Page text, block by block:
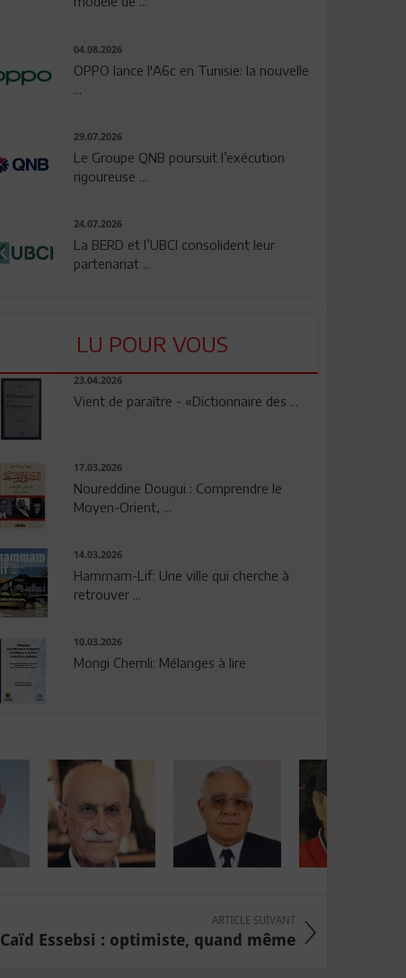
04.08.2026
OPPO lance l'A6c en Tunisie: la nouvelle
29.07.2026
Le Groupe QNB poursuit l’exécution
rigoureuse ...
24.07.2026
La BERD et l’UBCI consolident leur
partenariat ...
LU POUR VOUS
23.04.2026
Vient de paraître - «Dictionnaire des ...
17.03.2026
Noureddine Dougui : Comprendre le
Moyen-Orient, ...
14.03.2026
Hammam-Lif: Une ville qui cherche à
retrouver ...
10.03.2026
Mongi Chemli: Mélanges à lire
ARTICLE SUIVANT
Caïd Essebsi : optimiste, quand même